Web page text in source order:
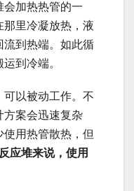
会加热热管的一
里冷凝放热，液
流到热端。如此循
到冷端。
以被动工作。不
方案会迅速复杂
用热管散热，但
应堆来说，使用